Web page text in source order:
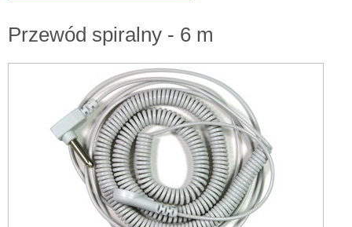
Przewód spiralny - 6 m